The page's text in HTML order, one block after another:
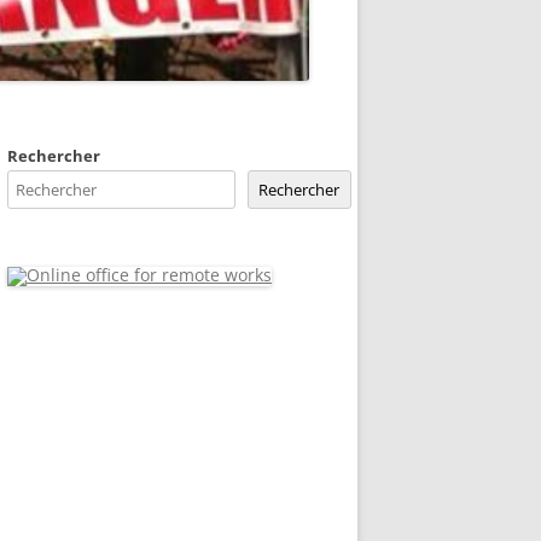
Rechercher
Rechercher